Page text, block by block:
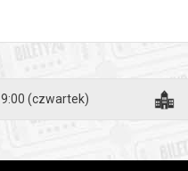
(czwartek)